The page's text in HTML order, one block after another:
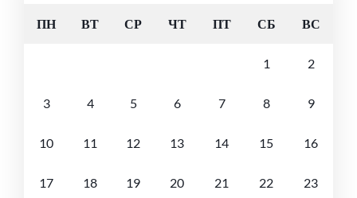
ПН ВТ СР ЧТ ПТ СБ ВС
1 2
3 4 5 6 7 8 9
10 11 12 13 14 15 16
17 18 19 20 21 22 23